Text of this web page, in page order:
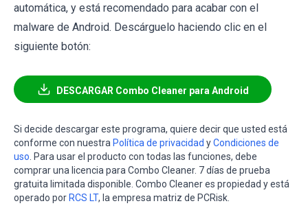
automática, y está recomendado para acabar con el
malware de Android. Descárguelo haciendo clic en el
siguiente botón:
DESCARGAR Combo Cleaner para Android
Si decide descargar este programa, quiere decir que usted está
conforme con nuestra Política de privacidad yCondiciones de
uso . Para usar el producto con todas las funciones, debe
comprar una licencia para Combo Cleaner. 7 días de prueba
gratuita limitada disponible. Combo Cleaner es propiedad y está
operado porRCS LT, la empresa matriz de PCRisk.